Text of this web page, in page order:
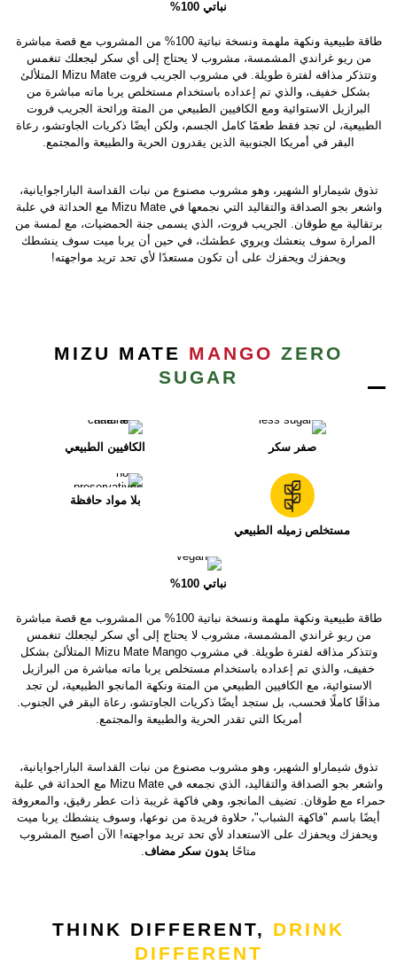
نباتي 100%
طاقة طبيعية ونكهة ملهمة ونسخة نباتية 100% من المشروب مع قصة مباشرة
من ريو غراندي المشمسة، مشروب لا يحتاج إلى أي سكر ليجعلك تنغمس
وتتذكر مذاقه لفترة طويلة. في مشروب الجريب فروت Mizu Mate المتلألئ
بشكل خفيف، والذي تم إعداده باستخدام مستخلص يربا ماته مباشرة من
البرازيل الاستوائية ومع الكافيين الطبيعي من المتة ورائحة الجريب فروت
الطبيعية، لن تجد فقط طعمًا كامل الجسم، ولكن أيضًا ذكريات الجاوتشو، رعاة
البقر في أمريكا الجنوبية الذين يقدرون الحرية والطبيعة والمجتمع.
تذوق شيماراو الشهير، وهو مشروب مصنوع من نبات القداسة الباراجوايانية،
واشعر بجو الصداقة والتقاليد التي نجمعها في Mizu Mate مع الحداثة في علبة
برتقالية مع طوقان. الجريب فروت، الذي يسمى جنة الحمضيات، مع لمسة من
المرارة سوف ينعشك ويروي عطشك، في حين أن يربا ميت سوف ينشطك
ويحفزك ويحفزك على أن تكون مستعدًا لأي تحد تريد مواجهته!
MIZU MATE MANGO ZERO
SUGAR
صفر سكر الكافيين الطبيعي
مستخلص زميله الطبيعي
بلا مواد حافظة
نباتي 100%
طاقة طبيعية ونكهة ملهمة ونسخة نباتية 100% من المشروب مع قصة مباشرة
من ريو غراندي المشمسة، مشروب لا يحتاج إلى أي سكر ليجعلك تنغمس
وتتذكر مذاقه لفترة طويلة. في مشروب Mizu Mate Mango المتلألئ بشكل
خفيف، والذي تم إعداده باستخدام مستخلص يربا ماته مباشرة من البرازيل
الاستوائية، مع الكافيين الطبيعي من المتة ونكهة المانجو الطبيعية، لن تجد
مذاقًا كاملًا فحسب، بل ستجد أيضًا ذكريات الجاوتشو، رعاة البقر في الجنوب.
أمريكا التي تقدر الحرية والطبيعة والمجتمع.
تذوق شيماراو الشهير، وهو مشروب مصنوع من نبات القداسة الباراجوايانية،
واشعر بجو الصداقة والتقاليد، الذي نجمعه في Mizu Mate مع الحداثة في علبة
حمراء مع طوقان. تضيف المانجو، وهي فاكهة غريبة ذات عطر رقيق، والمعروفة
أيضًا باسم "فاكهة الشباب"، حلاوة فريدة من نوعها، وسوف ينشطك يربا ميت
ويحفزك ويحفزك على الاستعداد لأي تحد تريد مواجهته! الآن أصبح المشروب
متاحًا بدون سكر مضاف.
THINK DIFFERENT, DRINK
DIFFERENT